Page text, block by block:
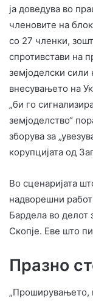
ја доведува во
членовите на
со 27 членки,
спротивстави на
земјоделски сили
внесувањето на
„би го
земјоделство“
зборува за
корупцијата од
Во сценаријата
надворешни
Бардела во делот
Скопје. Еве што
Празно
„Проширувањето,